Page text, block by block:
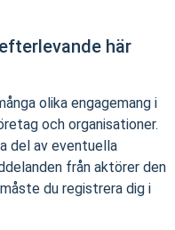
här
olika engagemang i
och organisationer.
del av eventuella
från aktörer den
du registrera dig i